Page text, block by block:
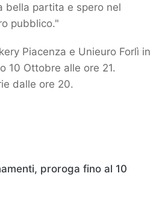
bella partita e spero nel
pubblico."
Piacenza e Unieuro Forlì in
10 Ottobre alle ore 21.
dalle ore 20.
proroga fino al 10